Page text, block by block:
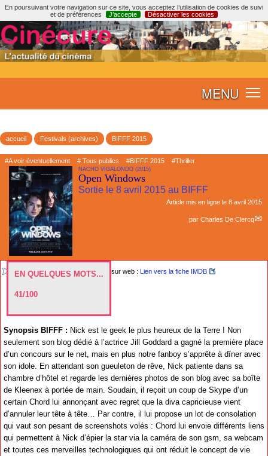
En poursuivant votre navigation sur ce site, vous acceptez l’utilisation de cookies de suivi
et de préférences
J’accepte Désactiver les cookies
MENU
accueil Festivals (archives) BIFFF 2015
#A voir éventuellement # Tous publics #BIFFF 2015 #Thriller
NACHO VIGALONDO (2015)
Open Windows
Sortie le 8 avril 2015 au BIFFF
Article mis en ligne le 8 avril 2015
par Charles De Clercq
EN QUELQUES MOTS...
41/100
sur web : Lien vers la fiche IMDB
Synopsis BIFFF : Nick est le geek le plus heureux de la Terre ! Non
seulement son blog dédié à l’actrice Jill Goddard a gagné la première place
d’un concours sur le net, mais en plus notre fanboy s’apprête à dîner avec
son idole. En attendant son gueuleton de rêve, Nick patiente dans sa
chambre d’hôtel et regarde les dernières photos de son blog avec sa boîte
de Kleenex à portée de main. Soudain, il reçoit un coup de Skype d’un
certain Chord lui annonçant avec regret que la diva capricieuse vient
d’annuler leur tête à tête… Par contre, il lui propose un lot de consolation
qui vaut son pesant de screenshots volés : Chord lui envoie différents liens
qui permettent à Nick d’épier la star via la caméra de son gsm, sa webcam
et toutes ces merveilles technologiques qui ont réduit le concept de vie